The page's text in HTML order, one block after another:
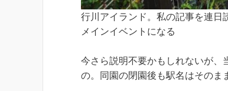
行川アイランド。私の記事を連日
メインイベントになる
今さら説明不要かもしれないが、
の。同園の閉園後も駅名はそのま